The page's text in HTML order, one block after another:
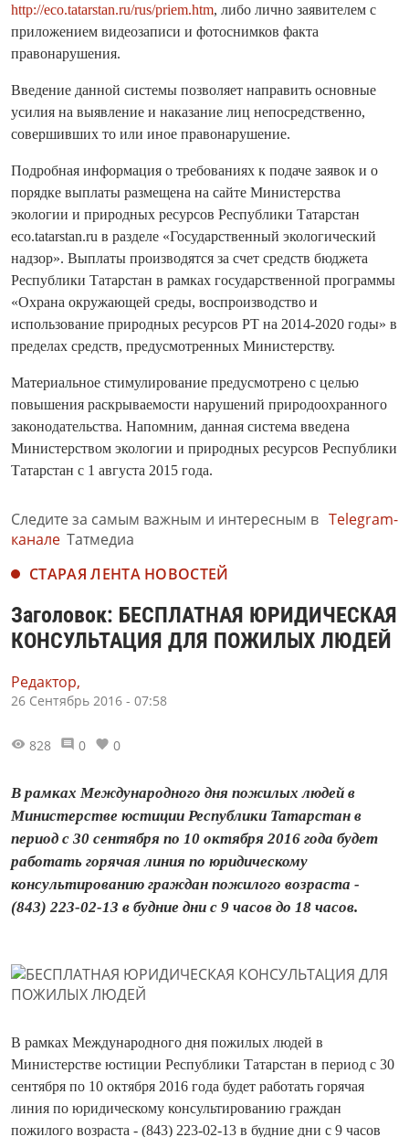
http://eco.tatarstan.ru/rus/priem.htm, либо лично заявителем с
приложением видеозаписи и фотоснимков факта
правонарушения.
Введение данной системы позволяет направить основные
усилия на выявление и наказание лиц непосредственно,
совершивших то или иное правонарушение.
Подробная информация о требованиях к подаче заявок и о
порядке выплаты размещена на сайте Министерства
экологии и природных ресурсов Республики Татарстан
eco.tatarstan.ru в разделе «Государственный экологический
надзор». Выплаты производятся за счет средств бюджета
Республики Татарстан в рамках государственной программы
«Охрана окружающей среды, воспроизводство и
использование природных ресурсов РТ на 2014-2020 годы» в
пределах средств, предусмотренных Министерству.
Материальное стимулирование предусмотрено с целью
повышения раскрываемости нарушений природоохранного
законодательства. Напомним, данная система введена
Министерством экологии и природных ресурсов Республики
Татарстан с 1 августа 2015 года.
Следите за самым важным и интересным в Telegram-
канале Татмедиа
СТАРАЯ ЛЕНТА НОВОСТЕЙ
Заголовок: БЕСПЛАТНАЯ ЮРИДИЧЕСКАЯ
КОНСУЛЬТАЦИЯ ДЛЯ ПОЖИЛЫХ ЛЮДЕЙ
Редактор,
26 Сентябрь 2016 - 07:58
828 0 0
В рамках Международного дня пожилых людей в
Министерстве юстиции Республики Татарстан в
период с 30 сентября по 10 октября 2016 года будет
работать горячая линия по юридическому
консультированию граждан пожилого возраста -
(843) 223-02-13 в будние дни с 9 часов до 18 часов.
В рамках Международного дня пожилых людей в
Министерстве юстиции Республики Татарстан в период с 30
сентября по 10 октября 2016 года будет работать горячая
линия по юридическому консультированию граждан
пожилого возраста - (843) 223-02-13 в будние дни с 9 часов